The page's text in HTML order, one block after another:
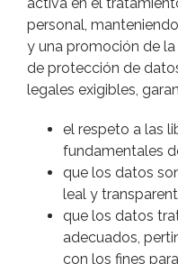
personal,
y una promoción de
de protección de
legales exigibles,
el respeto a las
fundamentales
que los datos
leal y
que los datos
adecuados,
con los fines